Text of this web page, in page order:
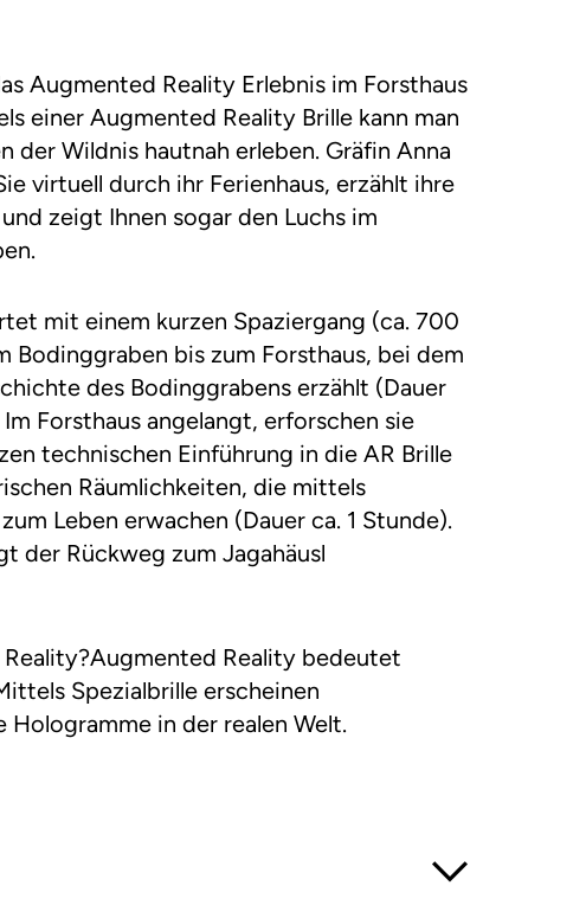
Augmented Reality Erlebnis im Forsthaus
einer Augmented Reality Brille kann man
der Wildnis hautnah erleben. Gräfin Anna
virtuell durch ihr Ferienhaus, erzählt ihre
zeigt Ihnen sogar den Luchs im
mit einem kurzen Spaziergang (ca. 700
Bodinggraben bis zum Forsthaus, bei dem
des Bodinggrabens erzählt (Dauer
Forsthaus angelangt, erforschen sie
technischen Einführung in die AR Brille
Räumlichkeiten, die mittels
Leben erwachen (Dauer ca. 1 Stunde).
der Rückweg zum Jagahäusl
Reality bedeutet
Spezialbrille erscheinen
in der realen Welt.